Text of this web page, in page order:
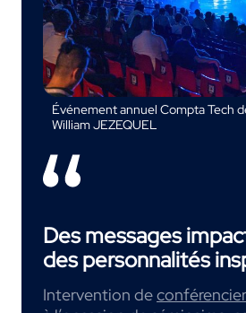
Événement annuel Compta Tech
William JEZEQUEL
Des messages
des personnalités
Intervention de